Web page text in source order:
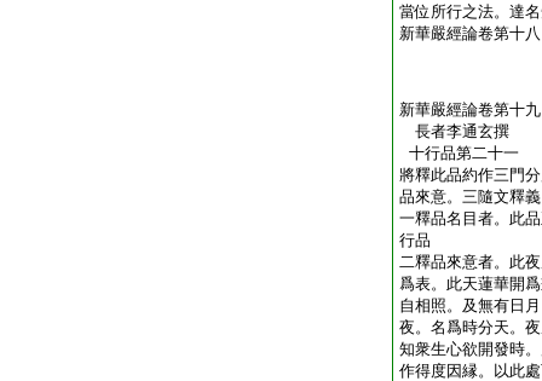
當位所行之法。達
新華嚴經論卷第十八
新華嚴經論卷第十九
長者李通玄撰
十行品第二十一
將釋此品約作三門
品來意。三隨文釋義
一釋品名目者。此
行品
二釋品來意者。此
爲表。此天蓮華開
自相照。及無有日
夜。名爲時分天。
知衆生心欲開發時
作得度因縁。以此